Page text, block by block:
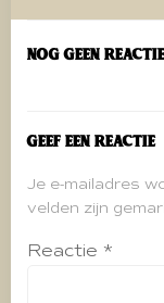
Nog geen
Geef een reactie
Je e-mailadres
velden zijn
Reactie *